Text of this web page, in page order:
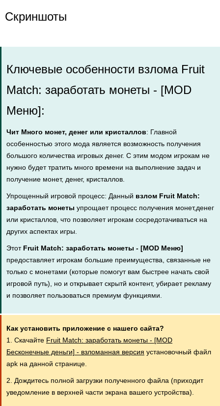
Скриншоты
Ключевые особенности взлома Fruit
Match: заработать монеты - [MOD
Меню]:
Чит Много монет, денег или кристаллов: Главной
особенностью этого мода является возможность получения
большого количества игровых денег. С этим модом игрокам не
нужно будет тратить много времени на выполнение задач и
получение монет, денег, кристаллов.
Упрощенный игровой процесс: Данный взлом Fruit Match:
заработать монеты упрощает процесс получения монет,денег
или кристаллов, что позволяет игрокам сосредотачиваться на
других аспектах игры.
Этот Fruit Match: заработать монеты - [MOD Меню]
предоставляет игрокам большие преимущества, связанные не
только с монетами (которые помогут вам быстрее начать свой
игровой путь), но и открывает скрытй контент, убирает рекламу
и позволяет пользоваться премиум функциями.
Как установить приложение с нашего сайта?
1. Скачайте Fruit Match: заработать монеты - [MOD
Бесконечные деньги] - взломанная версия установочный файл
apk на данной странице.
2. Дождитесь полной загрузки полученного файла (приходит
уведомление в верхней части экрана вашего устройства).